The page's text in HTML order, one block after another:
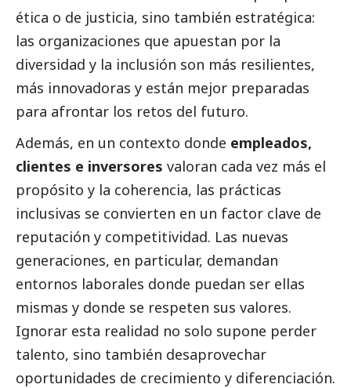
ética o de justicia, sino también estratégica:
las organizaciones que apuestan por la
diversidad y la inclusión son más resilientes,
más innovadoras y están mejor preparadas
para afrontar los retos del futuro.
Además, en un contexto donde empleados,
clientes e inversores valoran cada vez más el
propósito y la coherencia, las prácticas
inclusivas se convierten en un factor clave de
reputación y competitividad. Las nuevas
generaciones, en particular, demandan
entornos laborales donde puedan ser ellas
mismas y donde se respeten sus valores.
Ignorar esta realidad no solo supone perder
talento, sino también desaprovechar
oportunidades de crecimiento y diferenciación.